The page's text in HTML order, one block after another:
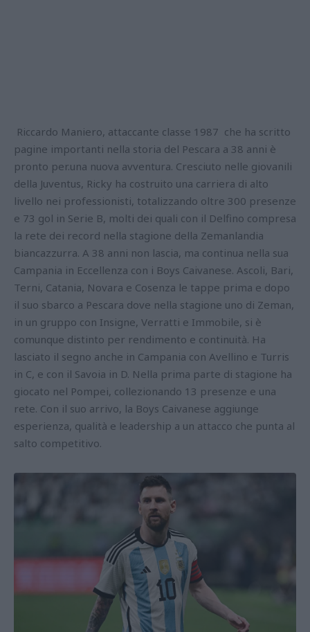
Riccardo Maniero, attaccante classe 1987 che ha scritto
pagine importanti nella storia del Pescara a 38 anni è
pronto per.una nuova avventura. Cresciuto nelle giovanili
della Juventus, Ricky ha costruito una carriera di alto
livello nei professionisti, totalizzando oltre 300 presenze
e 73 gol in Serie B, molti dei quali con il Delfino compresa
la rete dei record nella stagione della Zemanlandia
biancazzurra. A 38 anni non lascia, ma continua nella sua
Campania in Eccellenza con i Boys Caivanese. Ascoli, Bari,
Terni, Catania, Novara e Cosenza le tappe prima e dopo
il suo sbarco a Pescara dove nella stagione uno di Zeman,
in un gruppo con Insigne, Verratti e Immobile, si è
comunque distinto per rendimento e continuità. Ha
lasciato il segno anche in Campania con Avellino e Turris
in C, e con il Savoia in D. Nella prima parte di stagione ha
giocato nel Pompei, collezionando 13 presenze e una
rete. Con il suo arrivo, la Boys Caivanese aggiunge
esperienza, qualità e leadership a un attacco che punta al
salto competitivo.